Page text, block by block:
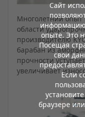
Многолетний опыт
области
производителю
барабан из
прочности
увеличивает
Сайт
опыте. Это
Посещая
свои
Если
браузере